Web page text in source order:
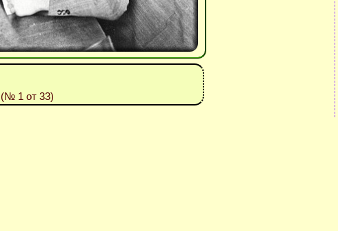
(№ 1 от 33)